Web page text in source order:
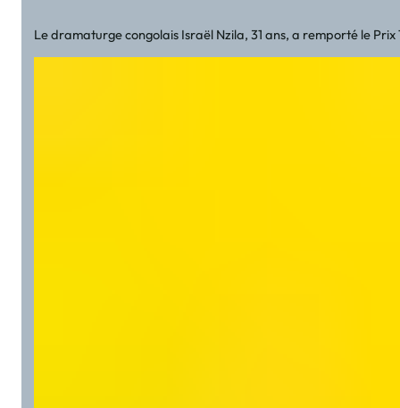
Le dramaturge congolais Israël Nzila, 31 ans, a remporté le